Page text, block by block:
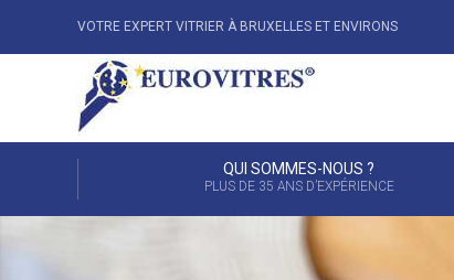
VOTRE EXPERT VITRIER À BRUXELLES ET ENVIRONS
QUI SOMMES-NOUS ?
PLUS DE 35 ANS D’EXPÉRIENCE